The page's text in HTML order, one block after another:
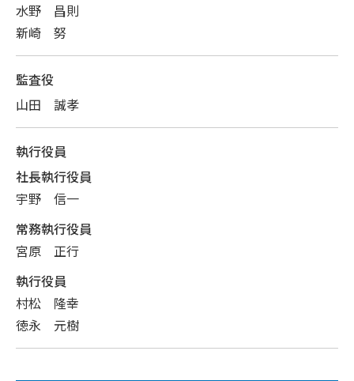
水野 昌則
新崎 努
監査役
山田 誠孝
執行役員
社長執行役員
宇野 信一
常務執行役員
宮原 正行
執行役員
村松 隆幸
徳永 元樹